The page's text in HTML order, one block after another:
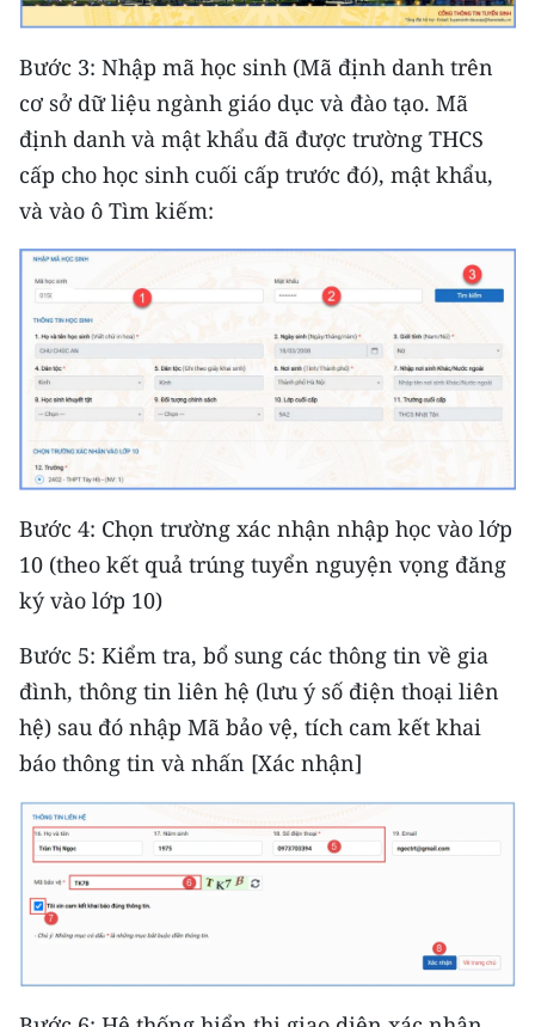
TIN ĐỊA PHƯƠNG
Trung du và miền núi phía Bắc
Đồng bằng sông Hồng
Bắc Trung Bộ
Duyên hải Nam Trung Bộ và Tây
Nguyên
Đông Nam Bộ
Đồng bằng sông Cửu Long
Chuyên trang Hà Nội
Chuyên trang TP. Hồ Chí Minh
CHUYÊN ĐỀ
CÁC CHUYÊN TRANG
VỀ BÁO NHÂN DÂN
THỜI NAY
NHÂN DÂN HẰNG THÁNG
MUA BÁO
Bước 3: Nhập mã học sinh (Mã định danh trên
cơ sở dữ liệu ngành giáo dục và đào tạo. Mã
định danh và mật khẩu đã được trường THCS
cấp cho học sinh cuối cấp trước đó), mật khẩu,
và vào ô Tìm kiếm:
Bước 4: Chọn trường xác nhận nhập học vào lớp
10 (theo kết quả trúng tuyển nguyện vọng đăng
ký vào lớp 10)
Bước 5: Kiểm tra, bổ sung các thông tin về gia
đình, thông tin liên hệ (lưu ý số điện thoại liên
hệ) sau đó nhập Mã bảo vệ, tích cam kết khai
báo thông tin và nhấn [Xác nhận]